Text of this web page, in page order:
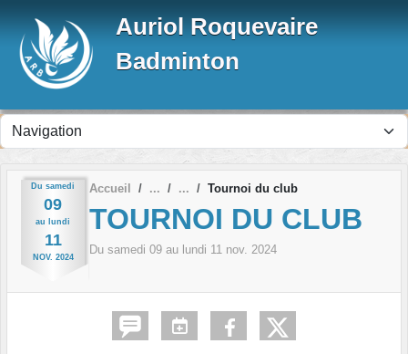
Auriol Roquevaire
Badminton
Du samedi
09
au lundi
11
NOV. 2024
Accueil Tournoi du club
TOURNOI DU CLUB
Du samedi 09 au lundi 11 nov. 2024